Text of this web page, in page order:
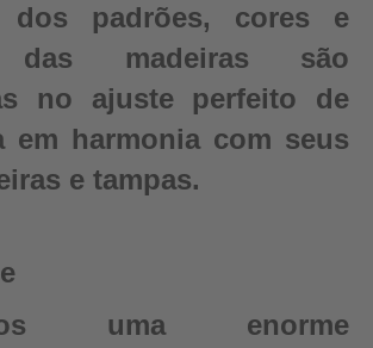
dos padrões, cores e
das madeiras são
no ajuste perfeito de
em harmonia com seus
e tampas.
uma enorme